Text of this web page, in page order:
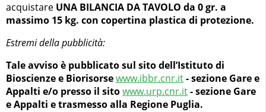
acquistare UNA BILANCIA DA TAVOLO da 0 gr. a
massimo 15 kg. con copertina plastica di protezione.
Estremi della pubblicità:
Tale avviso è pubblicato sul sito dell’Istituto di
Bioscienze e Biorisorsewww.ibbr.cnr.it- sezione Gare e
Appalti e/o presso il sitowww.urp.cnr.it- sezione Gare
e Appalti e trasmesso alla Regione Puglia.